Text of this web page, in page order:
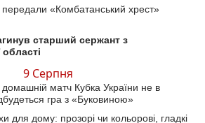
«Комбатанський хрест»
старший сержант з
9 Серпня
матч Кубка України не в
гра з «Буковиною»
для дому: прозорі чи кольорові, гладкі